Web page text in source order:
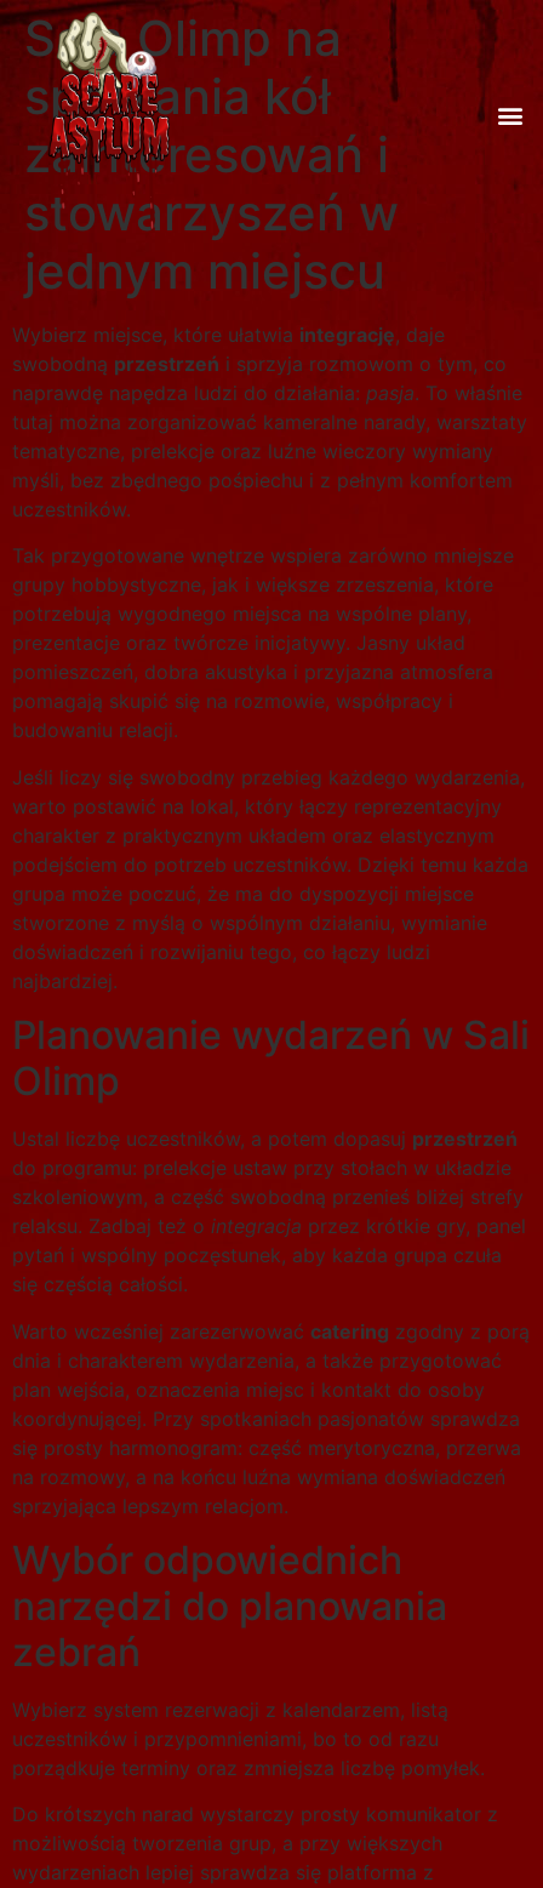
Sala Olimp na
spotkania kół
zainteresowań i
stowarzyszeń w
jednym miejscu
Wybierz miejsce, które ułatwia integrację, daje
swobodną przestrzeń i sprzyja rozmowom o tym, co
naprawdę napędza ludzi do działania: pasja. To właśnie
tutaj można zorganizować kameralne narady, warsztaty
tematyczne, prelekcje oraz luźne wieczory wymiany
myśli, bez zbędnego pośpiechu i z pełnym komfortem
uczestników.
Tak przygotowane wnętrze wspiera zarówno mniejsze
grupy hobbystyczne, jak i większe zrzeszenia, które
potrzebują wygodnego miejsca na wspólne plany,
prezentacje oraz twórcze inicjatywy. Jasny układ
pomieszczeń, dobra akustyka i przyjazna atmosfera
pomagają skupić się na rozmowie, współpracy i
budowaniu relacji.
Jeśli liczy się swobodny przebieg każdego wydarzenia,
warto postawić na lokal, który łączy reprezentacyjny
charakter z praktycznym układem oraz elastycznym
podejściem do potrzeb uczestników. Dzięki temu każda
grupa może poczuć, że ma do dyspozycji miejsce
stworzone z myślą o wspólnym działaniu, wymianie
doświadczeń i rozwijaniu tego, co łączy ludzi
najbardziej.
Planowanie wydarzeń w Sali
Olimp
Ustal liczbę uczestników, a potem dopasuj przestrzeń
do programu: prelekcje ustaw przy stołach w układzie
szkoleniowym, a część swobodną przenieś bliżej strefy
relaksu. Zadbaj też o integracja przez krótkie gry, panel
pytań i wspólny poczęstunek, aby każda grupa czuła
się częścią całości.
Warto wcześniej zarezerwować catering zgodny z porą
dnia i charakterem wydarzenia, a także przygotować
plan wejścia, oznaczenia miejsc i kontakt do osoby
koordynującej. Przy spotkaniach pasjonatów sprawdza
się prosty harmonogram: część merytoryczna, przerwa
na rozmowy, a na końcu luźna wymiana doświadczeń
sprzyjająca lepszym relacjom.
Wybór odpowiednich
narzędzi do planowania
zebrań
Wybierz system rezerwacji z kalendarzem, listą
uczestników i przypomnieniami, bo to od razu
porządkuje terminy oraz zmniejsza liczbę pomyłek.
Do krótszych narad wystarczy prosty komunikator z
możliwością tworzenia grup, a przy większych
wydarzeniach lepiej sprawdza się platforma z